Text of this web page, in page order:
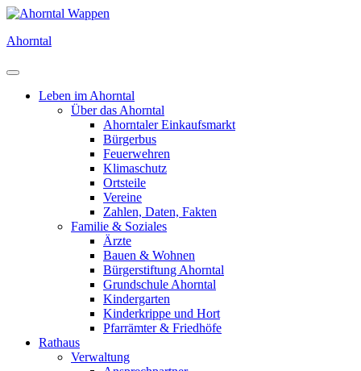
Direkt
Inhalt
Ahorntal
Leben im Ahorntal
Über das Ahorntal
Ahorntaler Einkaufsmarkt
Bürgerbus
Feuerwehren
Klimaschutz
Ortsteile
Vereine
Zahlen, Daten, Fakten
Familie & Soziales
Ärzte
Bauen & Wohnen
Bürgerstiftung Ahorntal
Grundschule Ahorntal
Kindergarten
Kinderkrippe und Hort
Pfarrämter & Friedhöfe
Rathaus
Verwaltung